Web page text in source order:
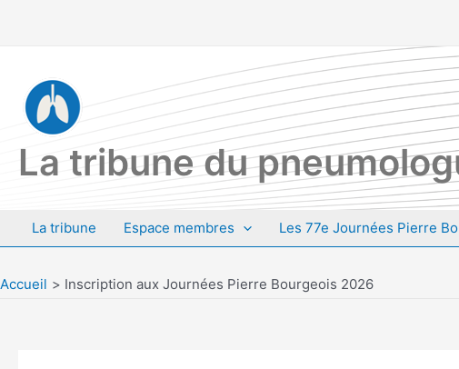
La tribune du
La tribune Espace membres Les 77e Journées Pierre
Accueil Inscription aux Journées Pierre Bourgeois 2026